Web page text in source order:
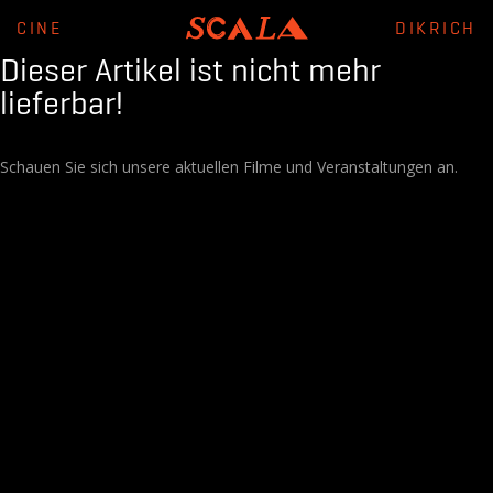
CINE DIKRICH
Dieser Artikel ist nicht mehr
lieferbar!
Schauen Sie sich unsere aktuellen Filme und Veranstaltungen an.